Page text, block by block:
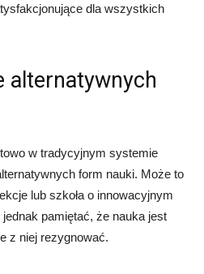
dla wszystkich
alternatywnych
w tradycyjnym systemie
form nauki. Może to
lub szkoła o innowacyjnym
pamiętać, że nauka jest
z niej rezygnować.